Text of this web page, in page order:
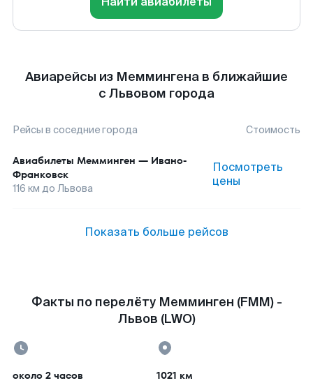
Авиарейсы из Меммингена в ближайшие
с Львовом города
Рейсы в соседние города Стоимость
Авиабилеты Мемминген — Ивано-
Франковск
116 км до Львова
Посмотреть
цены
Показать больше рейсов
Факты по перелёту Мемминген (FMM) -
Львов (LWO)
около 2 часов 1021 км